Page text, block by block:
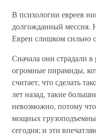
В психологии евреев
долгожданный мессия.
Евреи слишком сильно
Сначала они страдали
огромные пирамиды,
считает, что сделать
лет назад, такие
невозможно, потому
мощных
сегодня; и эти